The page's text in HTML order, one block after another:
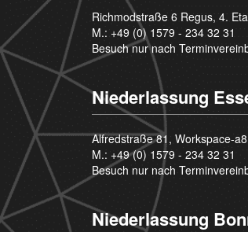
Richmodstraße 6 Regus, 4.
M.: +49 (0) 1579 - 234 32 31
Besuch nur nach
Niederlassung
Alfredstraße 81, Workspace-
M.: +49 (0) 1579 - 234 32 31
Besuch nur nach
Niederlassung